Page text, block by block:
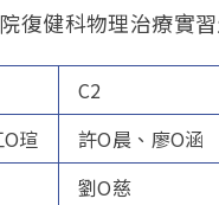
復健科物理治療實
C2
瑄
許O晨、廖O涵
劉O慈